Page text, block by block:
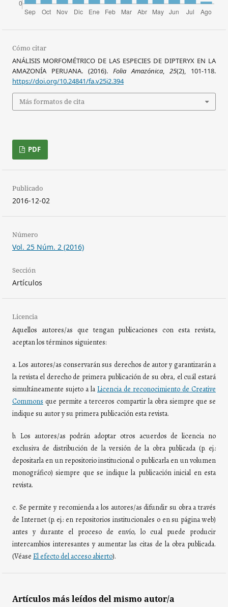
PDF
Publicado
2016-12-02
Número
Vol. 25 Núm. 2 (2016)
Sección
Artículos
Licencia
Aquellos autores/as que tengan publicaciones con esta revista,
aceptan los términos siguientes:
a. Los autores/as conservarán sus derechos de autor y garantizarán a
la revista el derecho de primera publicación de su obra, el cuál estará
simultáneamente sujeto a la Licencia de reconocimiento de Creative
Commons que permite a terceros compartir la obra siempre que se
indique su autor y su primera publicación esta revista.
b. Los autores/as podrán adoptar otros acuerdos de licencia no
exclusiva de distribución de la versión de la obra publicada (p. ej.:
depositarla en un repositorio institucional o publicarla en un volumen
monográfico) siempre que se indique la publicación inicial en esta
revista.
c. Se permite y recomienda a los autores/as difundir su obra a través
de Internet (p. ej.: en repositorios institucionales o en su página web)
antes y durante el proceso de envío, lo cual puede producir
intercambios interesantes y aumentar las citas de la obra publicada.
(Véase El efecto del acceso abierto).
Cómo citar
ANÁLISIS MORFOMÉTRICO DE LAS ESPECIES DE DIPTERYX EN LA
AMAZONÍA PERUANA. (2016). Folia Amazónica,25(2), 101-118.
https://doi.org/10.24841/fa.v25i2.394
Más formatos de cita
Artículos más leídos del mismo autor/a